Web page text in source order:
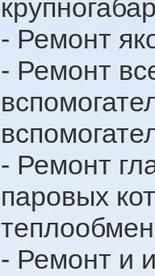
- Ремонт
- Ремонт
- Ремонт
паровых
- Ремонт и